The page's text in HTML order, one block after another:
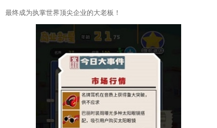
最终成为执掌世界顶尖企业的大老板！